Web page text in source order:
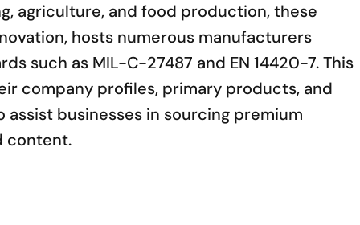
agriculture, and food production, these
hosts numerous manufacturers
such as MIL-C-27487 and EN 14420-7. This
company profiles, primary products, and
businesses in sourcing premium
content.